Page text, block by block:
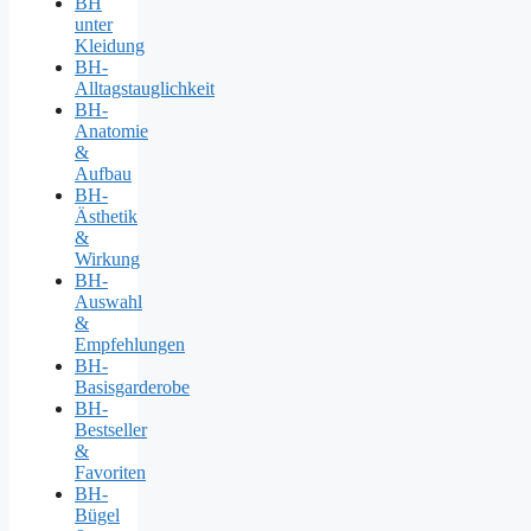
unter
Kleidung
BH-
Alltagstauglichkeit
BH-
Anatomie
&
Aufbau
BH-
Ästhetik
&
Wirkung
BH-
Auswahl
&
Empfehlungen
BH-
Basisgarderobe
BH-
Bestseller
&
Favoriten
BH-
Bügel